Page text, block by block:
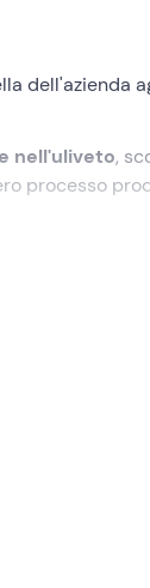
dell'azienda
nell'uliveto,
processo
la